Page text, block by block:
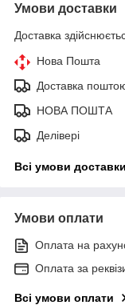
Умови доставки
Доставка
Нова Пошта
Доставка
НОВА ПОШТА
Делівері
Всі умови доставки
Умови оплати
Оплата на
Оплата за
Всі умови оплати